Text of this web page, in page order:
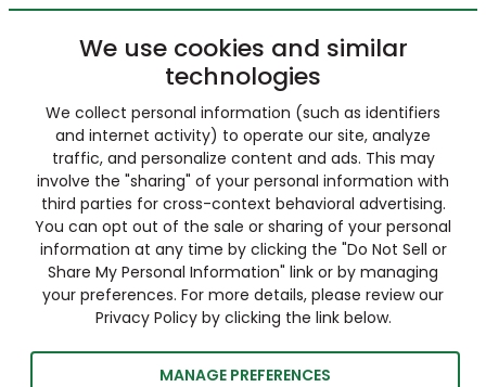
We use cookies and similar
technologies
We collect personal information (such as identifiers
and internet activity) to operate our site, analyze
traffic, and personalize content and ads. This may
involve the "sharing" of your personal information with
third parties for cross-context behavioral advertising.
You can opt out of the sale or sharing of your personal
information at any time by clicking the "Do Not Sell or
Share My Personal Information" link or by managing
your preferences. For more details, please review our
Privacy Policy by clicking the link below.
MANAGE PREFERENCES